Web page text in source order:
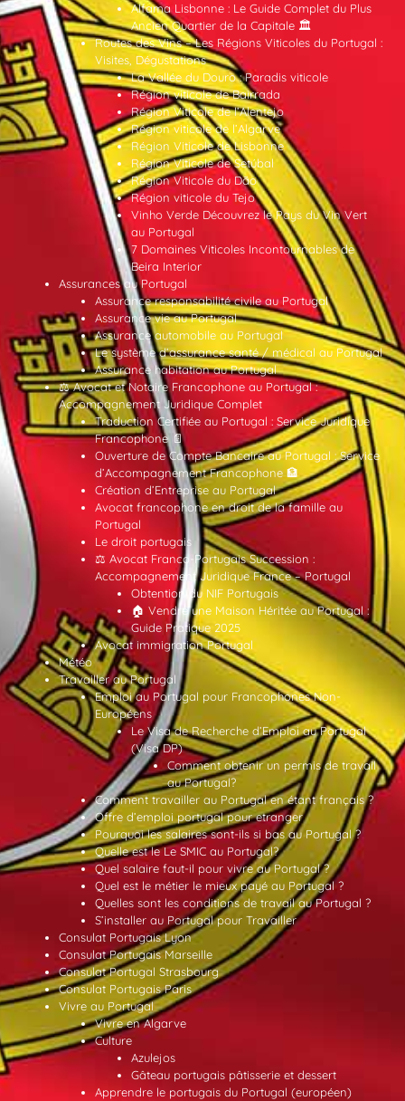
Alfama Lisbonne : Le Guide Complet du Plus
Ancien Quartier de la Capitale 🏛️
Routes des Vins – Les Régions Viticoles du Portugal :
Visites, Dégustations
La Vallée du Douro : Paradis viticole
Région viticole de Bairrada
Région Viticole de l’Alentejo
Région viticole de l’Algarve
Région Viticole de Lisbonne
Région Viticole de Setúbal
Région Viticole du Dão
Région viticole du Tejo
Vinho Verde Découvrez le Pays du Vin Vert
au Portugal
7 Domaines Viticoles Incontournables de
Beira Interior
Assurances au Portugal
Assurance responsabilité civile au Portugal
Assurance vie au Portugal
Assurance automobile au Portugal
Le système d’assurance santé / médical au Portugal
Assurance habitation au Portugal
⚖️ Avocat et Notaire Francophone au Portugal :
Accompagnement Juridique Complet
Traduction Certifiée au Portugal : Service Juridique
Francophone 📄
Ouverture de Compte Bancaire au Portugal : Service
d’Accompagnement Francophone 🏦
Création d’Entreprise au Portugal
Avocat francophone en droit de la famille au
Portugal
Le droit portugais
⚖️ Avocat Franco-Portugais Succession :
Accompagnement Juridique France – Portugal
Obtention du NIF Portugais
🏠 Vendre une Maison Héritée au Portugal :
Guide Pratique 2025
Avocat immigration Portugal
Météo
Travailler au Portugal
Emploi au Portugal pour Francophones Non-
Européens
Le Visa de Recherche d’Emploi au Portugal
(Visa DP)
Comment obtenir un permis de travail
au Portugal?
Comment travailler au Portugal en étant français ?
Offre d’emploi portugal pour etranger
Pourquoi les salaires sont-ils si bas au Portugal ?
Quelle est le Le SMIC au Portugal?
Quel salaire faut-il pour vivre au Portugal ?
Quel est le métier le mieux payé au Portugal ?
Quelles sont les conditions de travail au Portugal ?
S’installer au Portugal pour Travailler
Consulat Portugais Lyon
Consulat Portugais Marseille
Consulat Portugal Strasbourg
Consulat Portugais Paris
Vivre au Portugal
Vivre en Algarve
Culture
Azulejos
Gâteau portugais pâtisserie et dessert
Apprendre le portugais du Portugal (européen)